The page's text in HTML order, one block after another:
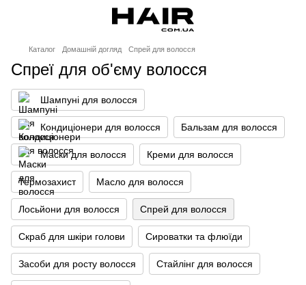
Каталог Домашній догляд Спрей для волосся
Спреї для об'єму волосся
Шампуні для волосся
Кондиціонери для волосся Бальзам для волосся
Маски для волосся Креми для волосся
Термозахист Масло для волосся
Лосьйони для волосся Спрей для волосся
Скраб для шкіри голови Сироватки та флюїди
Засоби для росту волосся Стайлінг для волосся